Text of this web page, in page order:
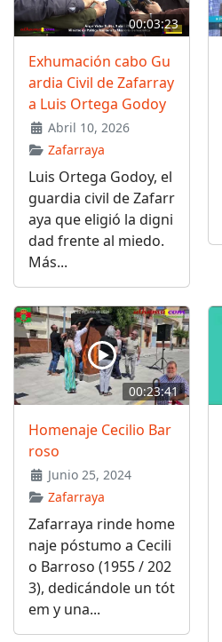
00:03:23
Exhumación cabo Gu
ardia Civil de Zafarray
a Luis Ortega Godoy
Abril 10, 2026
Zafarraya
Luis Ortega Godoy, el
guardia civil de Zafarr
aya que eligió la digni
dad frente al miedo.
Más...
00:23:41
Homenaje Cecilio Bar
roso
Junio 25, 2024
Zafarraya
Zafarraya rinde home
naje póstumo a Cecili
o Barroso (1955 / 202
3), dedicándole un tót
em y una...